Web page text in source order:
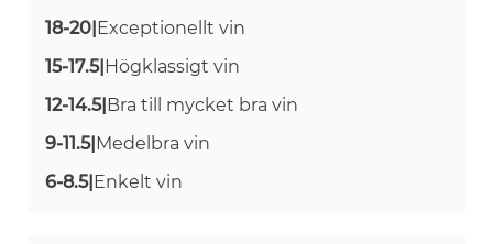
18-20|Exceptionellt vin
15-17.5|Högklassigt vin
12-14.5|Bra till mycket bra vin
9-11.5|Medelbra vin
6-8.5|Enkelt vin